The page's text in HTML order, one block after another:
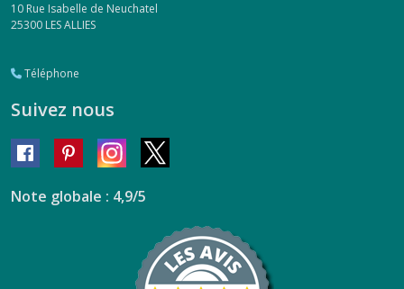
10 Rue Isabelle de Neuchatel
25300 LES ALLIES
Téléphone
Suivez nous
Note globale : 4,9/5